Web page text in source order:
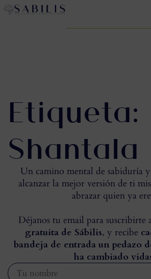
Etiqueta:
Shantala
Un camino mental de sabiduría
alcanzar la mejor versión de ti
abrazar quien ya
Déjanos tu email para suscribirte
gratuita de Sábilis, y recibe
bandeja de entrada un pedazo
ha cambiado